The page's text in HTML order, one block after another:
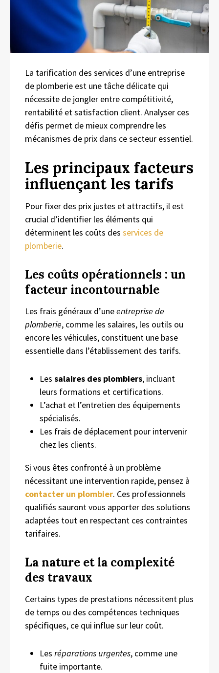
La tarification des services d’une entreprise
de plomberie est une tâche délicate qui
nécessite de jongler entre compétitivité,
rentabilité et satisfaction client. Analyser ces
défis permet de mieux comprendre les
mécanismes de prix dans ce secteur essentiel.
Les principaux facteurs
influençant les tarifs
Pour fixer des prix justes et attractifs, il est
crucial d’identifier les éléments qui
déterminent les coûts des services de
plomberie.
Les coûts opérationnels : un
facteur incontournable
Les frais généraux d’uneentreprise de
plomberie, comme les salaires, les outils ou
encore les véhicules, constituent une base
essentielle dans l’établissement des tarifs.
Les salaires des plombiers, incluant
leurs formations et certifications.
L’achat et l’entretien des équipements
spécialisés.
Les frais de déplacement pour intervenir
chez les clients.
Si vous êtes confronté à un problème
nécessitant une intervention rapide, pensez à
contacter un plombier. Ces professionnels
qualifiés sauront vous apporter des solutions
adaptées tout en respectant ces contraintes
tarifaires.
La nature et la complexité
des travaux
Certains types de prestations nécessitent plus
de temps ou des compétences techniques
spécifiques, ce qui influe sur leur coût.
Les réparations urgentes, comme une
fuite importante.